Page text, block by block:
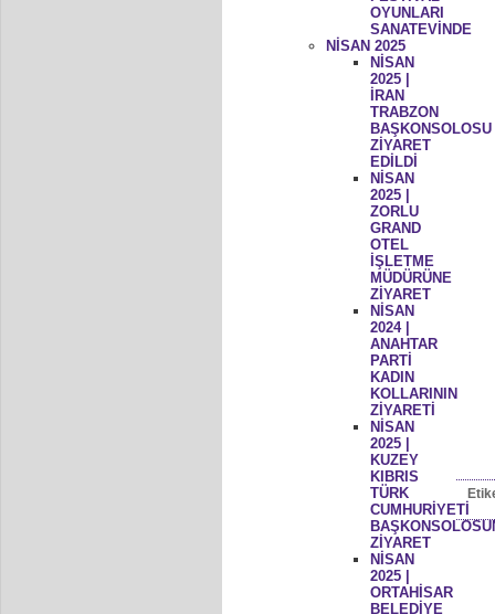
OYUNLARI
SANATEVİNDE
NİSAN 2025
NİSAN
2025 |
İRAN
TRABZON
BAŞKONSOLOSU
ZİYARET
EDİLDİ
NİSAN
2025 |
ZORLU
GRAND
OTEL
İŞLETME
MÜDÜRÜNE
ZİYARET
NİSAN
2024 |
ANAHTAR
PARTİ
KADIN
KOLLARININ
ZİYARETİ
NİSAN
2025 |
KUZEY
KIBRIS
TÜRK
CUMHURİYETİ
ZİYARET
NİSAN
2025 |
ORTAHİSAR
BELEDİYE